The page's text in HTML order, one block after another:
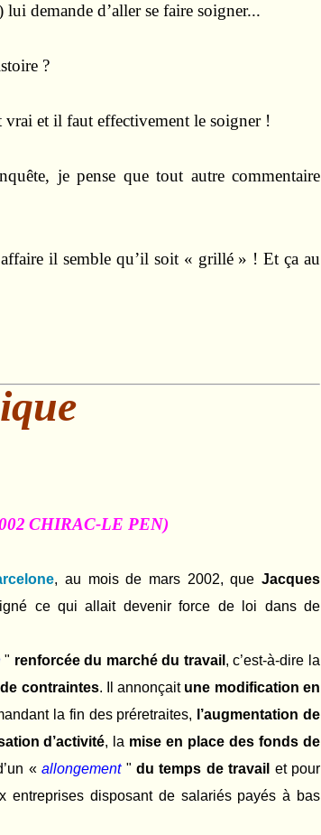
demande d’aller se faire soigner...
?
vrai et il faut effectivement le soigner !
je pense que tout autre commentaire
il semble qu’il soit « grillé » ! Et ça au
CHIRAC-LE PEN)
, au mois de mars 2002, que Jacques
ce qui allait devenir force de loi dans de
" renforcée du marché du travail , c’est-à-dire la
contraintes. Il annonçait une modification en
la fin des préretraites,
l’augmentation de
d’activité, la mise en place des fonds de
«allongement " du temps de travail et pour
entreprises disposant de salariés payés à bas